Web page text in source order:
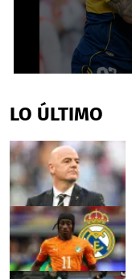
of
2
31
seconds
LO ÚLTIMO